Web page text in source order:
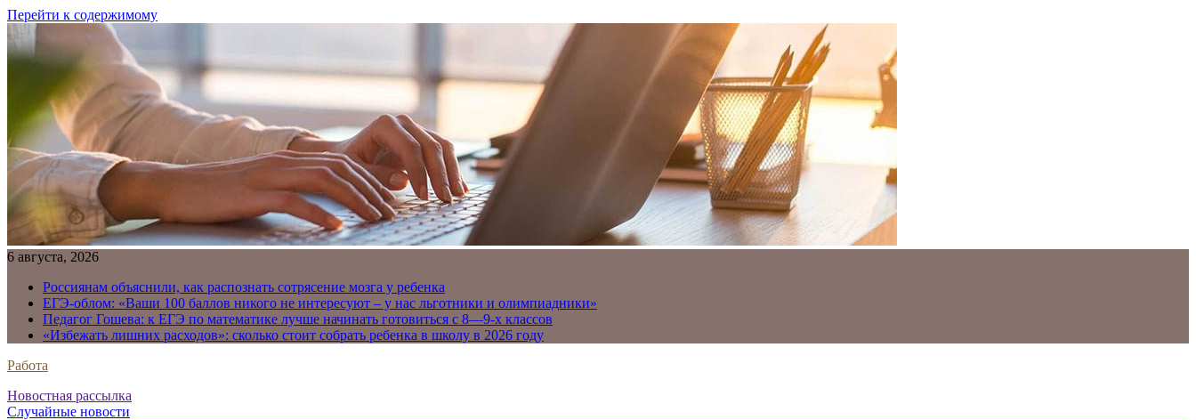
Перейти к содержимому
6 августа, 2026
Россиянам объяснили, как распознать сотрясение мозга у ребенка
ЕГЭ-облом: «Ваши 100 баллов никого не интересуют – у нас льготники и олимпиадники»
Педагог Гошева: к ЕГЭ по математике лучше начинать готовиться с 8—9-х классов
«Избежать лишних расходов»: сколько стоит собрать ребенка в школу в 2026 году
Работа
Новостная рассылка
Случайные новости